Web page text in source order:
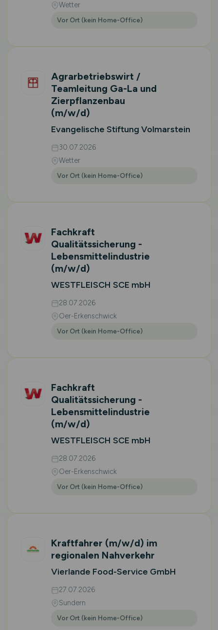
Wetter
Vor Ort (kein Home-Office)
Agrarbetriebswirt /
Teamleitung Ga-La und
Zierpflanzenbau
(m/w/d)
Evangelische Stiftung Volmarstein
30.07.2026
Wetter
Vor Ort (kein Home-Office)
Fachkraft
Qualitätssicherung -
Lebensmittelindustrie
(m/w/d)
WESTFLEISCH SCE mbH
28.07.2026
Oer-Erkenschwick
Vor Ort (kein Home-Office)
Fachkraft
Qualitätssicherung -
Lebensmittelindustrie
(m/w/d)
WESTFLEISCH SCE mbH
28.07.2026
Oer-Erkenschwick
Vor Ort (kein Home-Office)
Kraftfahrer (m/w/d) im
regionalen Nahverkehr
Vierlande Food-Service GmbH
27.07.2026
Sundern
Vor Ort (kein Home-Office)